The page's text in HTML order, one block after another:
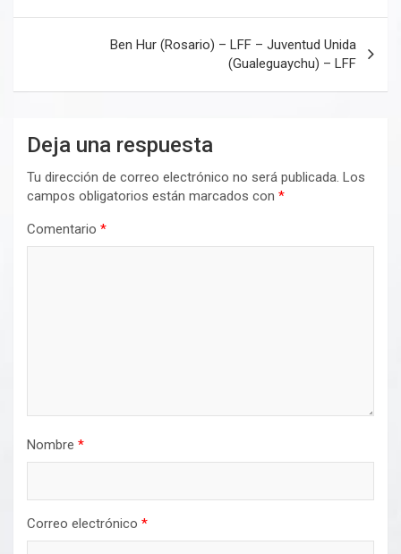
entradas
Ben Hur (Rosario) – LFF – Juventud Unida
(Gualeguaychu) – LFF
Deja una respuesta
Tu dirección de correo electrónico no será publicada. Los
campos obligatorios están marcados con *
Comentario *
Nombre *
Correo electrónico *